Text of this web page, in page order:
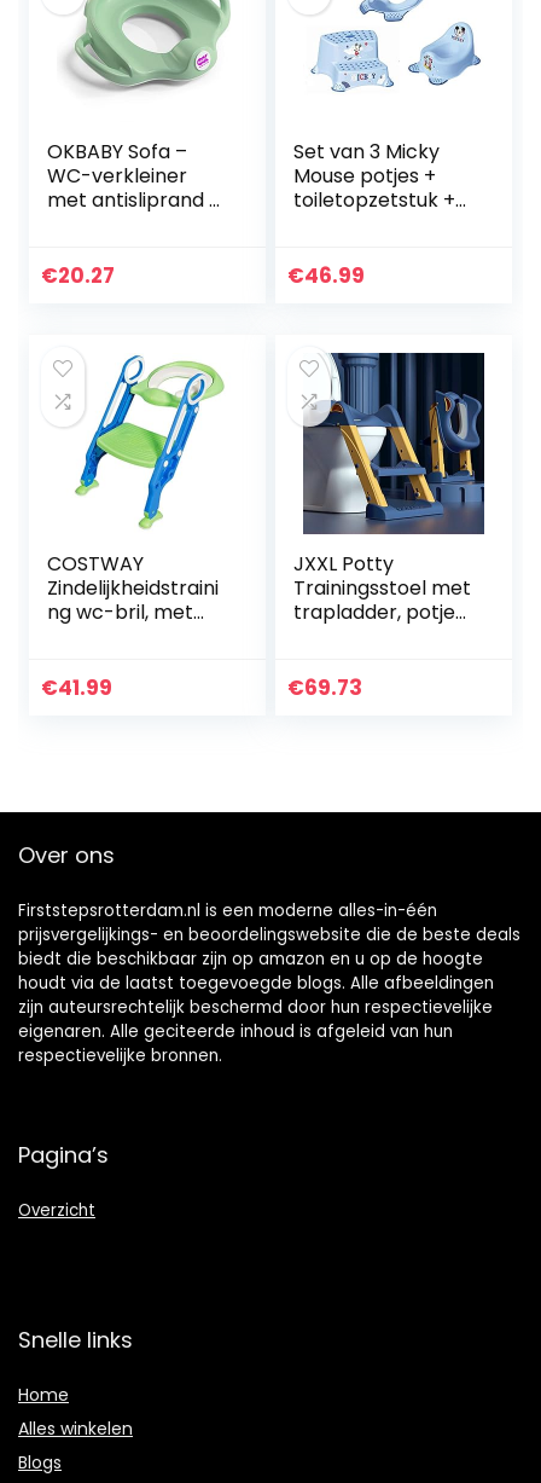
OKBABY Sofa –
WC-verkleiner
met antisliprand –
handgrepen voor
€20.27
Set van 3 Micky
Mouse potjes +
toiletopzetstuk +
€46.99
COSTWAY
Zindelijkheidstraini
ng wc-bril, met
opvouwbare
€41.99
JXXL Potty
Trainingsstoel met
trapladder, potje
meisjes peuters
€69.73
Over ons
Firststepsrotterdam.nl is een moderne alles-in-één
prijsvergelijkings- en beoordelingswebsite die de beste deals
biedt die beschikbaar zijn op amazon en u op de hoogte
houdt via de laatst toegevoegde blogs. Alle afbeeldingen
zijn auteursrechtelijk beschermd door hun respectievelijke
eigenaren. Alle geciteerde inhoud is afgeleid van hun
respectievelijke bronnen.
Pagina’s
Overzicht
Snelle links
Home
Alles winkelen
Blogs